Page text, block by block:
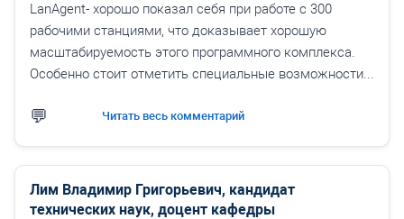
LanAgent- хорошо показал себя при работе с 300
рабочими станциями, что доказывает хорошую
масштабируемость этого программного комплекса.
Особенно стоит отметить специальные возможности...
Читать весь комментарий
Лим Владимир Григорьевич, кандидат
технических наук, доцент кафедры